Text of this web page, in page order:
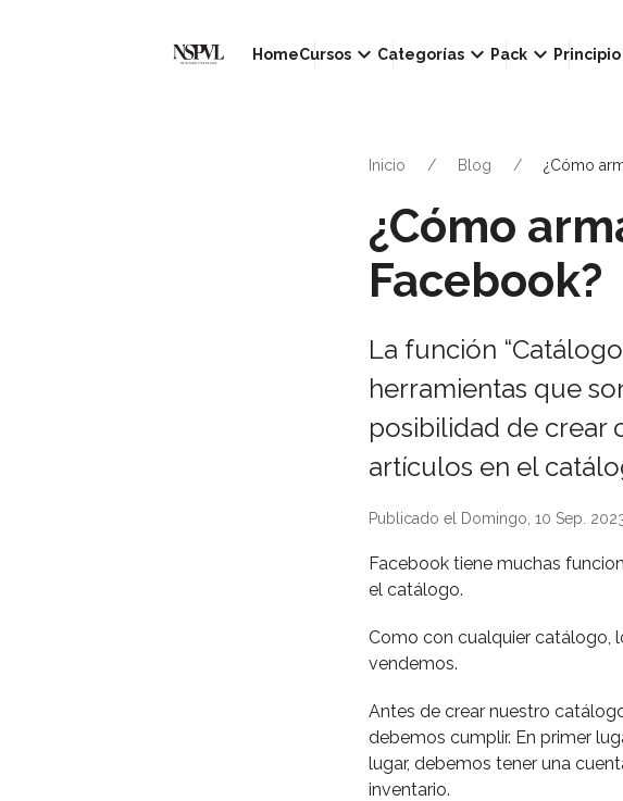
HomeCursos keyboard_arrow_down Categorías keyboard_arrow_down Pack keyboard_arrow_down
Inicio Blog ¿Cómo
¿Cómo
Facebook?
La función
herramientas que
posibilidad de crear
artículos en el
Publicado el Domingo, 10 Sep.
Facebook tiene muchas
el catálogo.
Como con cualquier catálogo,
vendemos.
Antes de crear nuestro
debemos cumplir. En primer
lugar, debemos tener una
inventario.